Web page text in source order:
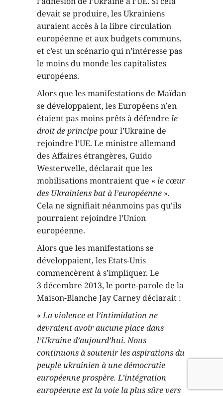
devait se produire, les Ukrainiens
auraient accès à la libre circulation
européenne et aux budgets communs,
et c’est un scénario qui n’intéresse pas
le moins du monde les capitalistes
européens.
Alors que les manifestations de Maïdan
se développaient, les Européens n’en
étaient pas moins prêts à défendre le
droit de principepour l’Ukraine de
rejoindre l’UE. Le ministre allemand
des Affaires étrangères, Guido
Westerwelle, déclarait que les
mobilisations montraient que « le cœur
des Ukrainiens bat à l’européenne ».
Cela ne signifiait néanmoins pas qu’ils
pourraient rejoindre l’Union
européenne.
Alors que les manifestations se
développaient, les Etats-Unis
commencèrent à s’impliquer. Le
3 décembre 2013, le porte-parole de la
Maison-Blanche Jay Carney déclarait :
«La violence et l’intimidation ne
devraient avoir aucune place dans
l’Ukraine d’aujourd’hui. Nous
continuons à soutenir les aspirations du
peuple ukrainien à une démocratie
européenne prospère. L’intégration
européenne est la voie la plus sûre vers